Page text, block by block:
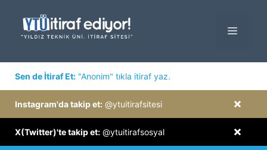
MENÜ
Sen de İtiraf Et: "Anonim" tıkla itiraf yaz.
×
Instagram'da takip et: @ytuitirafsitesi
×
X(Twitter)'te takip et: @ytuitirafsosyal